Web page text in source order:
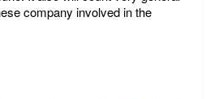
company involved in the